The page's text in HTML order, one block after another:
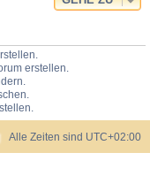
erstellen.
Alle Zeiten sind UTC+02:00